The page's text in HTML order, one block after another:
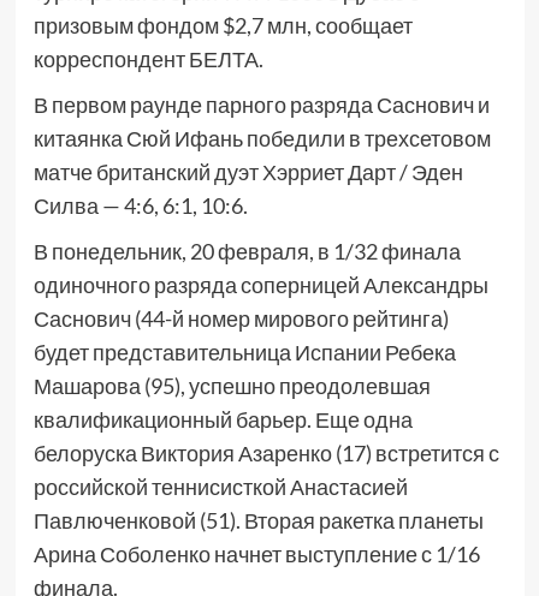
призовым фондом $2,7 млн, сообщает
корреспондент БЕЛТА.
В первом раунде парного разряда Саснович и
китаянка Сюй Ифань победили в трехсетовом
матче британский дуэт Хэрриет Дарт / Эден
Силва — 4:6, 6:1, 10:6.
В понедельник, 20 февраля, в 1/32 финала
одиночного разряда соперницей Александры
Саснович (44-й номер мирового рейтинга)
будет представительница Испании Ребека
Машарова (95), успешно преодолевшая
квалификационный барьер. Еще одна
белоруска Виктория Азаренко (17) встретится с
российской теннисисткой Анастасией
Павлюченковой (51). Вторая ракетка планеты
Арина Соболенко начнет выступление с 1/16
финала.